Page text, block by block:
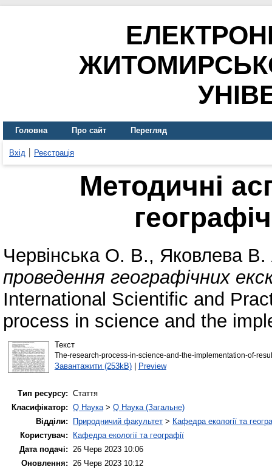
Головна Про сайт Перегляд
Вхід Реєстрація
Методичні
Червінська О. В., Яковлева
проведення географічних
International Scientific and
process in science and the
Текст
The-research-process-in-science-and-the-implementation-of-
Завантажити (253kB)| Preview
Тип ресурсу: Стаття
Класифікатор: Q Наука> Q Наука (Загальне)
Відділи:
Природничий факультет > Кафедра екології та
Користувач:
Кафедра екології та географії
Дата подачі: 26 Черв 2023 10:06
Оновлення: 26 Черв 2023 10:12